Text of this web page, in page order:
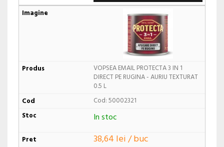
VOPSEA EMAIL PROTECTA 3 IN 1
DIRECT PE RUGINA - AURIU TEXTURAT
0.5 L
Cod: 50002321
In stoc
38,64 lei / buc